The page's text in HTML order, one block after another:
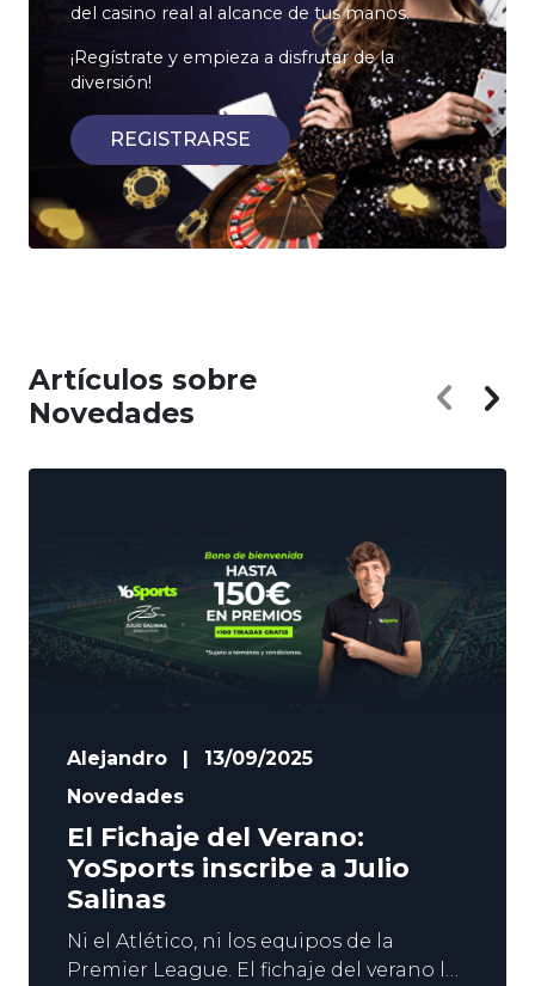
del casino real al alcance de tus manos.
¡Regístrate y empieza a disfrutar de la
diversión!
REGISTRARSE
Artículos sobre
Novedades
Alejandro
13/09/2025
Novedades
El Fichaje del Verano:
YoSports inscribe a Julio
Salinas
Ni el Atlético, ni los equipos de la
Premier League. El fichaje del verano lo